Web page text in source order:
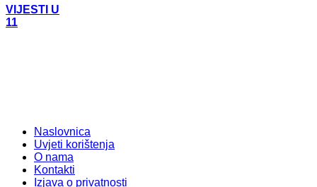
VIJESTI U
11
Naslovnica
Uvjeti korištenja
O nama
Kontakti
Izjava o privatnosti